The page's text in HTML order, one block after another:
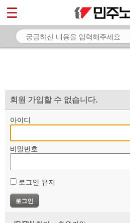
회원 가입할 수 없습니다.
아이디
비밀번호
로그인 유지
마이페이지
소개
자료
부설기관